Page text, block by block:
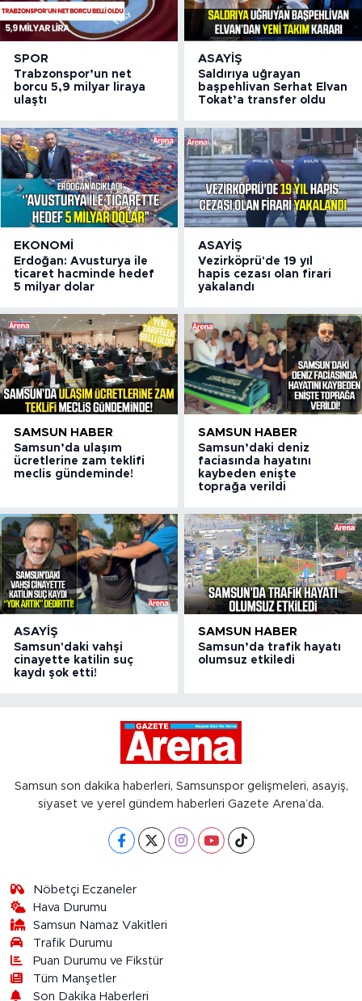
SPOR
Trabzonspor’un net
borcu 5,9 milyar liraya
ulaştı
ASAYIŞ
Saldırıya uğrayan
başpehlivan Serhat Elvan
Tokat’a transfer oldu
EKONOMI
Erdoğan: Avusturya ile
ticaret hacminde hedef
5 milyar dolar
ASAYIŞ
Vezirköprü'de 19 yıl
hapis cezası olan firari
yakalandı
SAMSUN HABER
Samsun’da ulaşım
ücretlerine zam teklifi
meclis gündeminde!
SAMSUN HABER
Samsun’daki deniz
faciasında hayatını
kaybeden enişte
toprağa verildi
ASAYIŞ
Samsun'daki vahşi
cinayette katilin suç
kaydı şok etti!
SAMSUN HABER
Samsun’da trafik hayatı
olumsuz etkiledi
Samsun son dakika haberleri, Samsunspor gelişmeleri, asayiş,
siyaset ve yerel gündem haberleri Gazete Arena’da.
Nöbetçi Eczaneler
Hava Durumu
Samsun Namaz Vakitleri
Trafik Durumu
Puan Durumu ve Fikstür
Tüm Manşetler
Son Dakika Haberleri